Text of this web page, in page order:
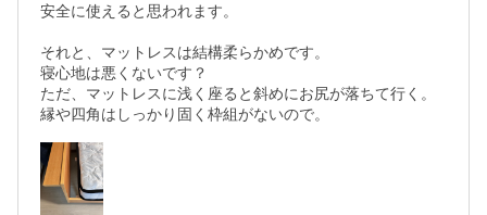
安全に使えると思われます。
それと、マットレスは結構柔らかめです。
寝心地は悪くないです？
ただ、マットレスに浅く座ると斜めにお尻が落ちて行く。
縁や四角はしっかり固く枠組がないので。